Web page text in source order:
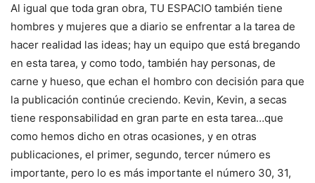
Al igual que toda gran obra, TU ESPACIO también tiene
hombres y mujeres que a diario se enfrentar a la tarea de
hacer realidad las ideas; hay un equipo que está bregando
en esta tarea, y como todo, también hay personas, de
carne y hueso, que echan el hombro con decisión para que
la publicación continúe creciendo. Kevin, Kevin, a secas
tiene responsabilidad en gran parte en esta tarea…que
como hemos dicho en otras ocasiones, y en otras
publicaciones, el primer, segundo, tercer número es
importante, pero lo es más importante el número 30, 31,